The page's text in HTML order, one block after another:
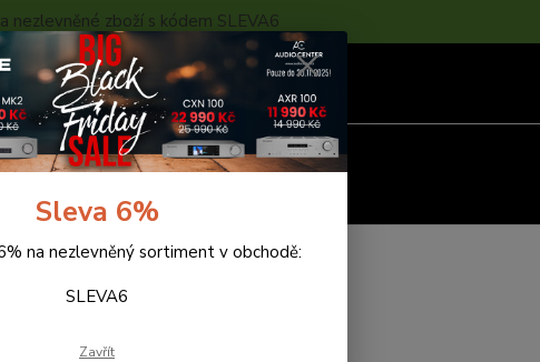
nezlevněné zboží s kódem SLEVA6
O NÁS
POPTÁVKA ZBOŽÍ - KALKULACE
Hledat
Arcam HDA PA240
Sleva 6%
na nezlevněný sortiment v obchodě:
SLEVA6
Zavřít